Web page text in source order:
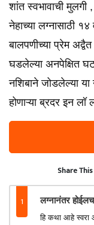
शांत स्वभावाची मुलगी
नेहाच्या लग्नासाठी १४
बालपणीच्या प्रेम
घडलेल्या अनपेक्षित
नशिबाने जोडलेल्या
होणाऱ्या ब्रदर इन
Share
1 लग्नानंतर
हि कथा आहे स्वरा